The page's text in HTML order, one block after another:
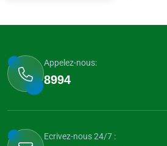
Appelez-nous:
8994
Ecrivez-nous 24/7 :